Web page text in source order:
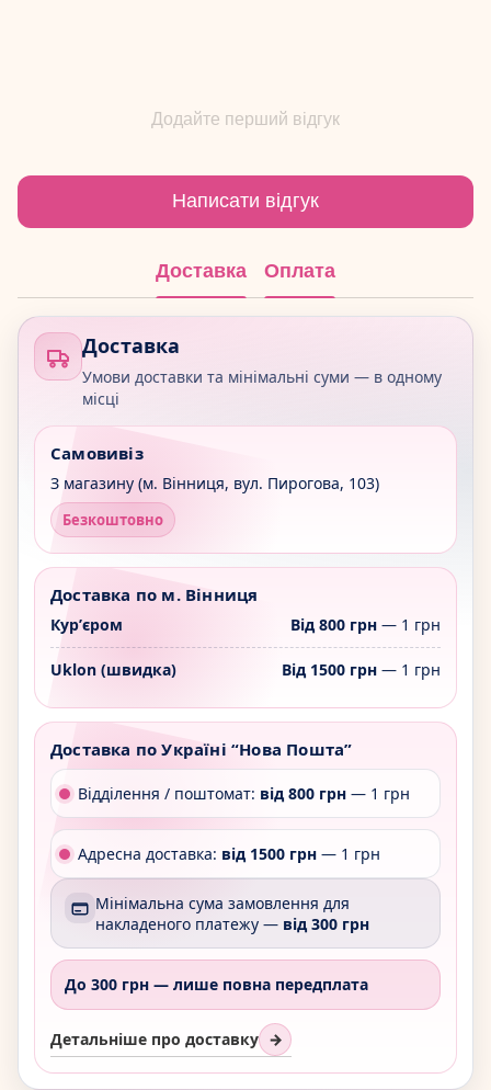
Додайте перший відгук
Написати відгук
Доставка Оплата
Доставка
Умови доставки та мінімальні суми — в одному
місці
Самовивіз
З магазину (м. Вінниця, вул. Пирогова, 103)
Безкоштовно
Доставка по м. Вінниця
Курʼєром Від 800 грн— 1 грн
Uklon (швидка) Від 1500 грн— 1 грн
Доставка по Україні “Нова Пошта”
Відділення / поштомат: від 800 грн — 1 грн
Адресна доставка: від 1500 грн — 1 грн
Мінімальна сума замовлення для
накладеного платежу — від 300 грн
До 300 грн — лише повна передплата
Детальніше про доставку →